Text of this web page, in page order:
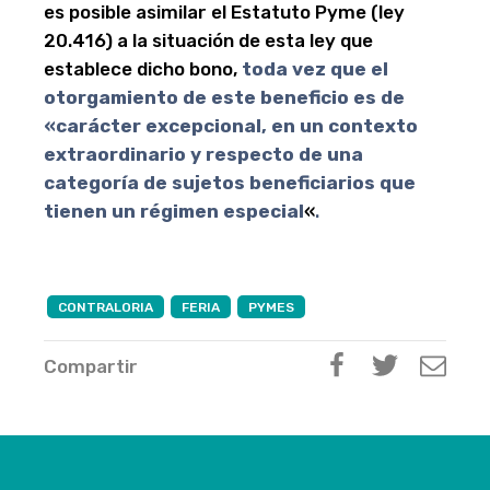
es posible asimilar el Estatuto Pyme (ley
20.416) a la situación de esta ley que
establece dicho bono, toda vez que el
otorgamiento de este beneficio es de
«carácter excepcional, en un contexto
extraordinario y respecto de una
categoría de sujetos beneficiarios que
tienen un régimen especial«.
CONTRALORIA FERIA PYMES
Compartir